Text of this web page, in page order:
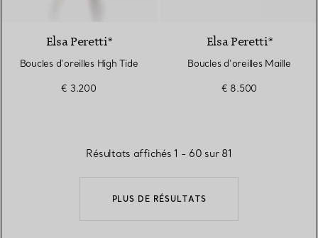
Elsa Peretti®
Boucles d’oreilles High Tide
€ 3.200
Elsa Peretti®
Boucles d’oreilles Maille
€ 8.500
PLUS DE RÉSULTATS
Résultats affichés 1 - 60 sur 81